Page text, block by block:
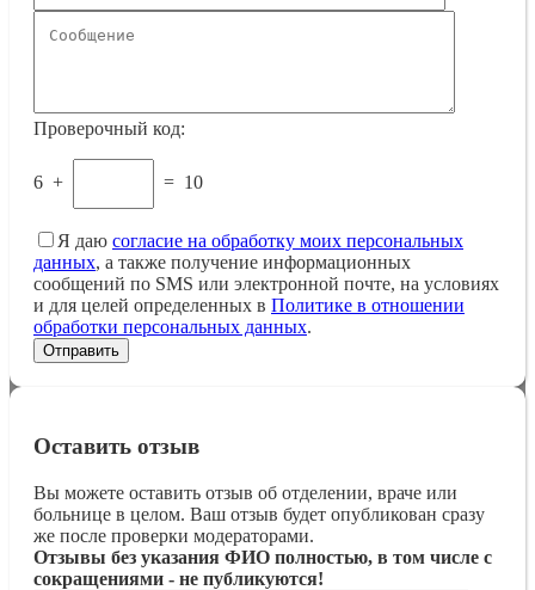
Проверочный код:
6 + = 10
Я даю согласие на обработку моих персональных
данных, а также получение информационных
сообщений по SMS или электронной почте, на условиях
и для целей определенных в Политике в отношении
обработки персональных данных.
Оставить отзыв
Вы можете оставить отзыв об отделении, враче или
больнице в целом. Ваш отзыв будет опубликован сразу
же после проверки модераторами.
Отзывы без указания ФИО полностью, в том числе с
сокращениями - не публикуются!